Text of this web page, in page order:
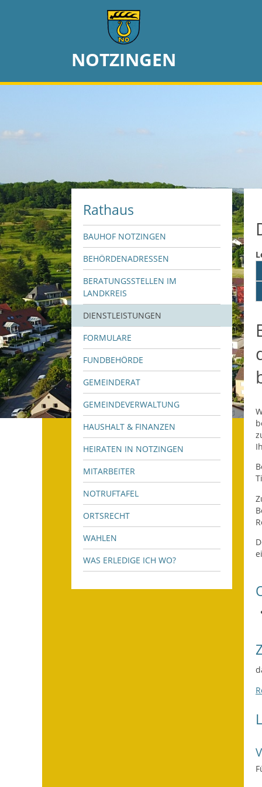
NOTZINGEN
Rathaus
BAUHOF NOTZINGEN
BEHÖRDENADRESSEN
BERATUNGSSTELLEN IM
LANDKREIS
DIENSTLEISTUNGEN
FORMULARE
FUNDBEHÖRDE
GEMEINDERAT
GEMEINDEVERWALTUNG
HAUSHALT & FINANZEN
HEIRATEN IN NOTZINGEN
MITARBEITER
NOTRUFTAFEL
ORTSRECHT
WAHLEN
WAS ERLEDIGE ICH WO?